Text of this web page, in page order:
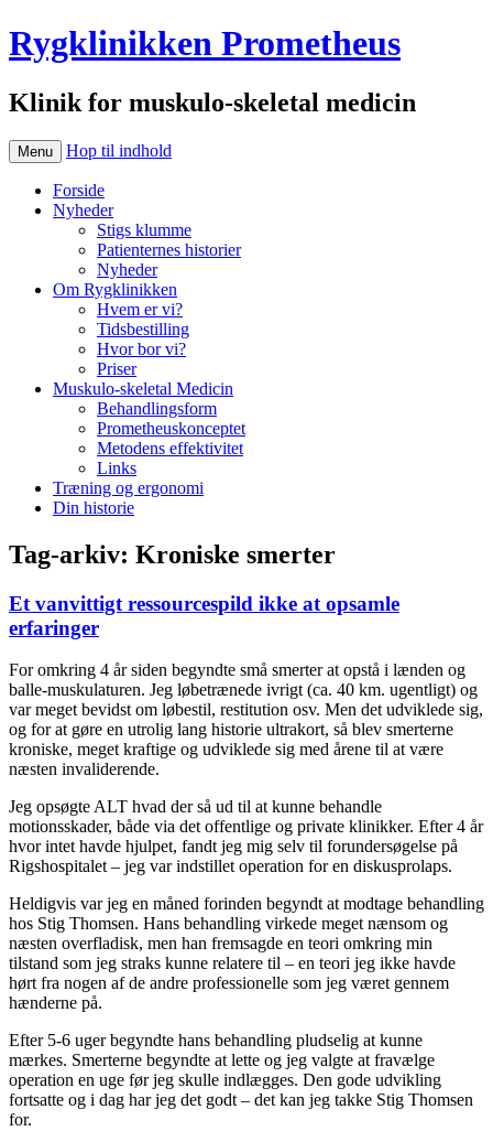
Rygklinikken Prometheus
Klinik for muskulo-skeletal medicin
Menu Hop til indhold
Forside
Nyheder
Stigs klumme
Patienternes historier
Nyheder
Om Rygklinikken
Hvem er vi?
Tidsbestilling
Hvor bor vi?
Priser
Muskulo-skeletal Medicin
Behandlingsform
Prometheuskonceptet
Metodens effektivitet
Links
Træning og ergonomi
Din historie
Tag-arkiv: Kroniske smerter
Et vanvittigt ressourcespild ikke at opsamle
erfaringer
For omkring 4 år siden begyndte små smerter at opstå i lænden og
balle-muskulaturen. Jeg løbetrænede ivrigt (ca. 40 km. ugentligt) og
var meget bevidst om løbestil, restitution osv. Men det udviklede sig,
og for at gøre en utrolig lang historie ultrakort, så blev smerterne
kroniske, meget kraftige og udviklede sig med årene til at være
næsten invaliderende.
Jeg opsøgte ALT hvad der så ud til at kunne behandle
motionsskader, både via det offentlige og private klinikker. Efter 4 år
hvor intet havde hjulpet, fandt jeg mig selv til forundersøgelse på
Rigshospitalet – jeg var indstillet operation for en diskusprolaps.
Heldigvis var jeg en måned forinden begyndt at modtage behandling
hos Stig Thomsen. Hans behandling virkede meget nænsom og
næsten overfladisk, men han fremsagde en teori omkring min
tilstand som jeg straks kunne relatere til – en teori jeg ikke havde
hørt fra nogen af de andre professionelle som jeg været gennem
hænderne på.
Efter 5-6 uger begyndte hans behandling pludselig at kunne
mærkes. Smerterne begyndte at lette og jeg valgte at fravælge
operation en uge før jeg skulle indlægges. Den gode udvikling
fortsatte og i dag har jeg det godt – det kan jeg takke Stig Thomsen
for.